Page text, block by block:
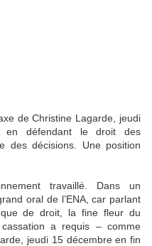
de Christine Lagarde, jeudi
en défendant le droit des
des décisions. Une position
travaillé. Dans un
oral de l’ENA, car parlant
de droit, la fine fleur du
a requis – comme
jeudi 15 décembre en fin